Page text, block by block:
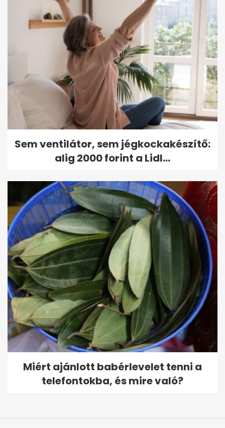
Sem ventilátor, sem jégkockakészítő:
alig 2000 forint a Lidl...
Miért ajánlott babérlevelet tenni a
telefontokba, és mire való?